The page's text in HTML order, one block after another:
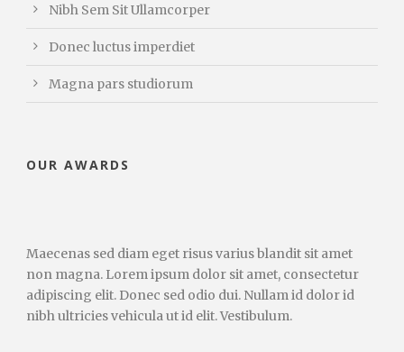
Nibh Sem Sit Ullamcorper
Donec luctus imperdiet
Magna pars studiorum
OUR AWARDS
Maecenas sed diam eget risus varius blandit sit amet
non magna. Lorem ipsum dolor sit amet, consectetur
adipiscing elit. Donec sed odio dui. Nullam id dolor id
nibh ultricies vehicula ut id elit. Vestibulum.